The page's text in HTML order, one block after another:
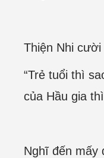
Thiện Nhi
“Trẻ tuổi thì
của Hầu gia
Nghĩ đến mấy